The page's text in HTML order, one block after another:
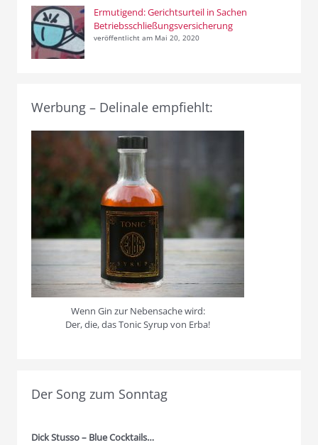
Ermutigend: Gerichtsurteil in Sachen
Betriebsschließungsversicherung
veröffentlicht am Mai 20, 2020
Werbung – Delinale empfiehlt:
Wenn Gin zur Nebensache wird:
Der, die, das Tonic Syrup von Erba!
Der Song zum Sonntag
Dick Stusso – Blue Cocktails…